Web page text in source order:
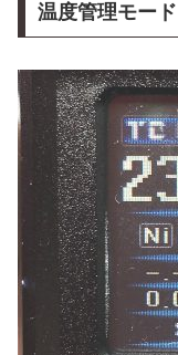
温度管理モード